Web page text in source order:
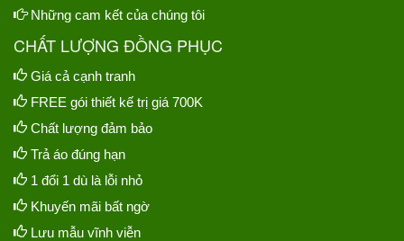
Những cam kết của chúng tôi
CHẤT LƯỢNG ĐỒNG PHỤC
Giá cả cạnh tranh
FREE gói thiết kế trị giá 700K
Chất lượng đảm bảo
Trả áo đúng hạn
1 đổi 1 dù là lỗi nhỏ
Khuyến mãi bất ngờ
Lưu mẫu vĩnh viễn